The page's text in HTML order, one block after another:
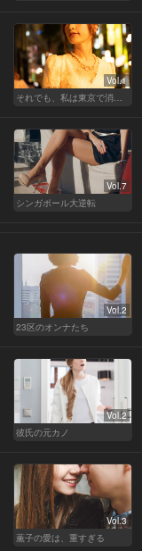
Vol.1
それでも、私は東京で消耗する
Vol.7
シンガポール大逆転
Vol.2
23区のオンナたち
Vol.2
彼氏の元カノ
Vol.3
薫子の愛は、重すぎる